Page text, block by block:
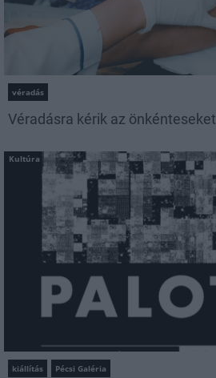
véradás
Véradásra kérik az önkénteseket
Kultúra
kiállítás Pécsi Galéria